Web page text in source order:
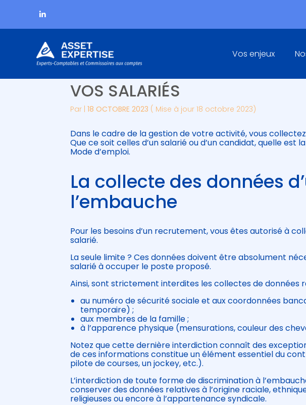
Aller
au
Principal
Vos enjeux
MODE D’EMPLOI POUR LA
VOS SALARIÉS
Par |18 OCTOBRE 2023 ( Mise à jour 18 octobre 2023)
Dans le cadre de la gestion de votre activité, vous
Que ce soit celles d’un salarié ou d’un candidat, quelle
Mode d’emploi.
La collecte des données
l’embauche
Pour les besoins d’un recrutement, vous êtes autorisé à
salarié.
La seule limite ? Ces données doivent être absolument
salarié à occuper le poste proposé.
Ainsi, sont strictement interdites les collectes de données
au numéro de sécurité sociale et aux coordonnées
temporaire) ;
aux membres de la famille ;
à l’apparence physique (mensurations, couleur des
Notez que cette dernière interdiction connaît des
de ces informations constitue un élément essentiel du
pilote de courses, un jockey, etc.).
L’interdiction de toute forme de discrimination à
conserver des données relatives à l’origine raciale,
religieuses ou encore à l’appartenance syndicale.